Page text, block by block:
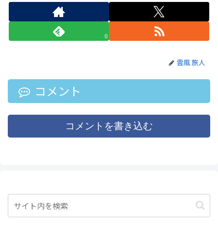
0
雲風 旅人
コメント
コメントを書き込む